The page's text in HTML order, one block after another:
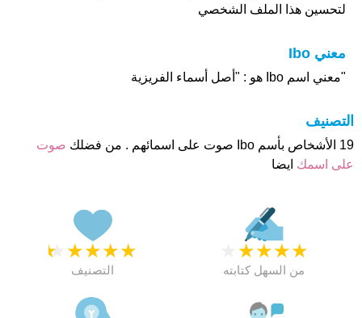
لتحسين هذا الملف الشخصي
معني Ibo
"معني اسم Ibo هو : "أصل أسماء الفريزية
التصنيف
19 الأشخاص بأسم Ibo صوت على اسمائهم . من فضلك
صوت
على اسمك ايضا
★
★
★
★
★
التصنيف
★
★
★
★
من السهل كتابته